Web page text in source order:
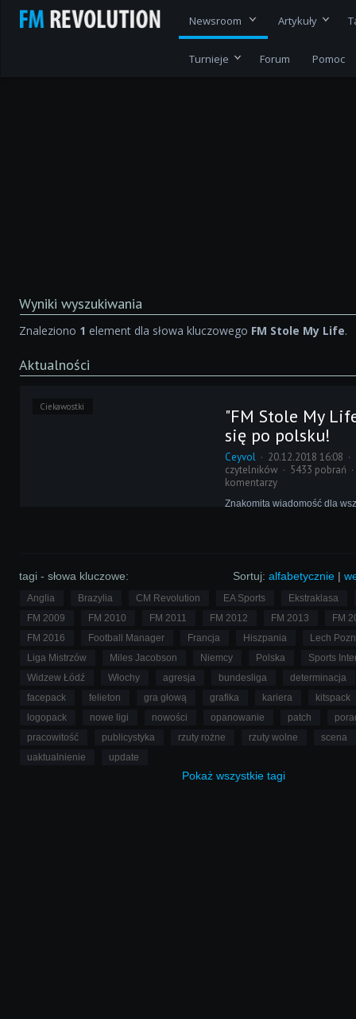
Newsroom Artykuły
Turnieje Forum Pomoc
Wyniki wyszukiwania
Znaleziono 1 element dla słowa kluczowego FM Stole My Life.
Aktualności
Ciekawostki
"FM Stole My
się po polsku!
Ceyvol 20.12.2018 16:08
czytelników
5433 pobrań
komentarzy
Znakomita wiadomość dla
Sortuj: alfabetycznie |
tagi - słowa kluczowe:
Anglia Brazylia CM Revolution EA Sports
Ekstraklasa
FM 2009
FM 2010 FM 2011 FM 2012 FM 2013
FM
FM 2016
Football Manager Francja Hiszpania
Lech
Liga Mistrzów
Miles Jacobson Niemcy Polska
Sports
Widzew Łódź
Włochy agresja bundesliga
determinacja
facepack
felieton gra głową grafika kariera
kitspack
logopack
nowe ligi nowości opanowanie patch
pracowitość
publicystyka rzuty rożne rzuty wolne
scena
uaktualnienie
update
Pokaż wszystkie tagi